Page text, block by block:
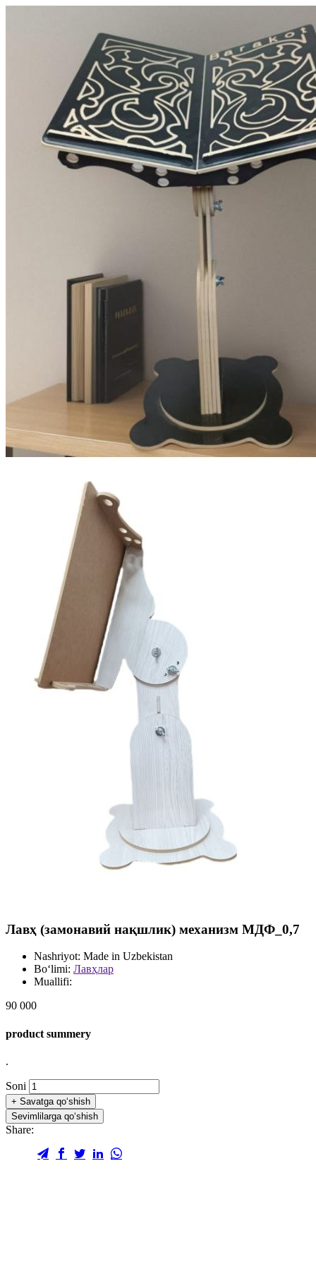
Лавҳ (замонавий нақшлик) механизм МДФ_0,7
Nashriyot: Made in Uzbekistan
Bo‘limi: Лавҳлар
Muallifi:
90 000
product summery
.
Soni
+ Savatga qo‘shish
Sevimlilarga qo‘shish
Share: